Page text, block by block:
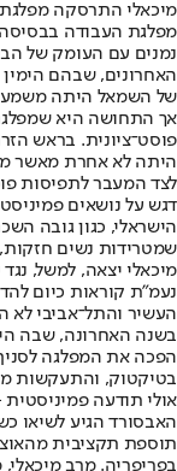
מיכאלי התרסקה
מפלגת העבודה בבסיסה
נמנים עם העומק של
האחרונים, שבהם הימין
של השמאל היתה
אך התחושה היא
פוסט־ציונית. בראש
היתה לא אחרת מאשר
לצד המעבר לתפיסות
דגש על נושאים
הישראלי, כגון גובה
שמטרידות נשים
מיכאלי יצאה, למשל,
נעמ"ת קוראות כיום
העשיר והתל־אביבי לא
בשנה האחרונה, שבה
הפכה את המפלגה
בטיקטוק, והתעקשות
אולי תודעה פמיניסטית
האבסורד הגיע לשיאו
תוספת תקציבית
בפריפריה. מרב